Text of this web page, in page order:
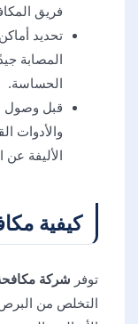
فريق
تحديد
المصابة
الحساسة.
قبل وصول
والأدوات
الأليفة عن
كيفية
توفر شركة
التخلص من البرص